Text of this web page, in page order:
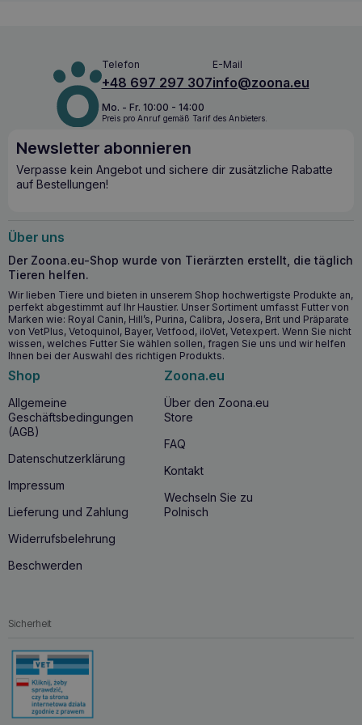
Telefon
+48 697 297 307
E-Mail
info@zoona.eu
Mo. - Fr. 10:00 - 14:00
Preis pro Anruf gemäß Tarif des Anbieters.
Newsletter abonnieren
Verpasse kein Angebot und sichere dir zusätzliche Rabatte
auf Bestellungen!
Über uns
Der Zoona.eu-Shop wurde von Tierärzten erstellt, die täglich
Tieren helfen.
Wir lieben Tiere und bieten in unserem Shop hochwertigste Produkte an,
perfekt abgestimmt auf Ihr Haustier. Unser Sortiment umfasst Futter von
Marken wie: Royal Canin, Hill’s, Purina, Calibra, Josera, Brit und Präparate
von VetPlus, Vetoquinol, Bayer, Vetfood, iloVet, Vetexpert. Wenn Sie nicht
wissen, welches Futter Sie wählen sollen, fragen Sie uns und wir helfen
Ihnen bei der Auswahl des richtigen Produkts.
Shop
Allgemeine
Geschäftsbedingungen
(AGB)
Datenschutzerklärung
Impressum
Lieferung und Zahlung
Widerrufsbelehrung
Beschwerden
Zoona.eu
Über den Zoona.eu
Store
FAQ
Kontakt
Wechseln Sie zu
Polnisch
Sicherheit